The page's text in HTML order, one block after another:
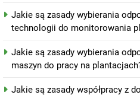
Jakie są zasady wybierania
technologii do monitorowania
Jakie są zasady wybierania
maszyn do pracy na
Jakie są zasady współpracy z